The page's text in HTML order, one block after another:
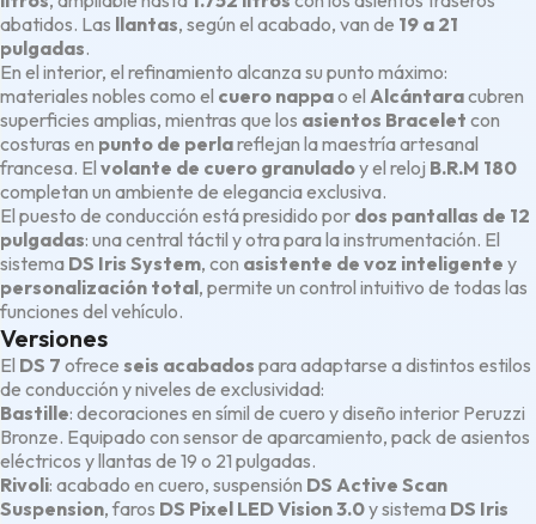
abatidos. Las llantas, según el acabado, van de 19 a 21
pulgadas.
En el interior, el refinamiento alcanza su punto máximo:
materiales nobles como el cuero nappao el Alcántaracubren
superficies amplias, mientras que los asientos Bracelet con
costuras en punto de perlareflejan la maestría artesanal
francesa. El volante de cuero granuladoy el reloj B.R.M 180
completan un ambiente de elegancia exclusiva.
El puesto de conducción está presidido por dos pantallas de 12
pulgadas: una central táctil y otra para la instrumentación. El
sistema DS Iris System, con asistente de voz inteligente y
personalización total, permite un control intuitivo de todas las
funciones del vehículo.
Versiones
El DS 7 ofrece seis acabados para adaptarse a distintos estilos
de conducción y niveles de exclusividad:
Bastille: decoraciones en símil de cuero y diseño interior Peruzzi
Bronze. Equipado con sensor de aparcamiento, pack de asientos
eléctricos y llantas de 19 o 21 pulgadas.
Rivoli: acabado en cuero, suspensión DS Active Scan
Suspension, faros DS Pixel LED Vision 3.0y sistema DS Iris